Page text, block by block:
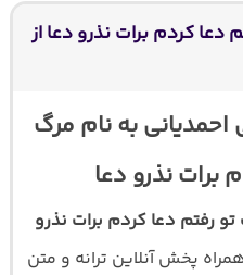
دعا کردم برات نذرو دعا از
به نام مرگ
برات نذرو دعا
رفتم دعا کردم برات نذرو
پخش آنلاین ترانه و متن